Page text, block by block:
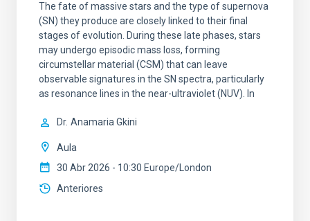
The fate of massive stars and the type of supernova
(SN) they produce are closely linked to their final
stages of evolution. During these late phases, stars
may undergo episodic mass loss, forming
circumstellar material (CSM) that can leave
observable signatures in the SN spectra, particularly
as resonance lines in the near-ultraviolet (NUV). In
Dr. Anamaria Gkini
Aula
30 Abr 2026 - 10:30 Europe/London
Anteriores